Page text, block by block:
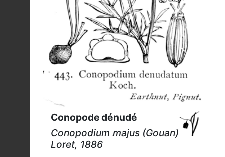
Conopode dénudé
Conopodium majus (Gouan)
Loret, 1886